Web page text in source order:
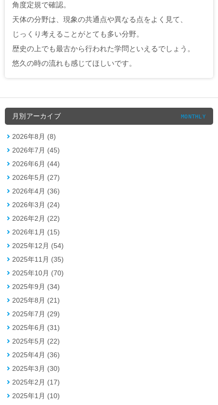
角度定規で確認。
天体の分野は、現象の共通点や異なる点をよく見て、
じっくり考えることがとても多い分野。
歴史の上でも最古から行われた学問といえるでしょう。
悠久の時の流れも感じてほしいです。
月別アーカイブ MONTHLY
2026年8月 (8)
2026年7月 (45)
2026年6月 (44)
2026年5月 (27)
2026年4月 (36)
2026年3月 (24)
2026年2月 (22)
2026年1月 (15)
2025年12月 (54)
2025年11月 (35)
2025年10月 (70)
2025年9月 (34)
2025年8月 (21)
2025年7月 (29)
2025年6月 (31)
2025年5月 (22)
2025年4月 (36)
2025年3月 (30)
2025年2月 (17)
2025年1月 (10)